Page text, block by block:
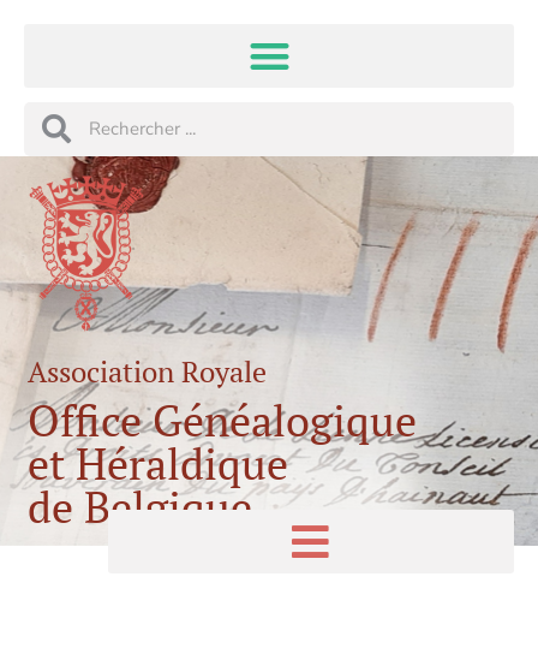
RechercherRechercher
Association Royale
Office Généalogique
et Héraldique
de Belgique